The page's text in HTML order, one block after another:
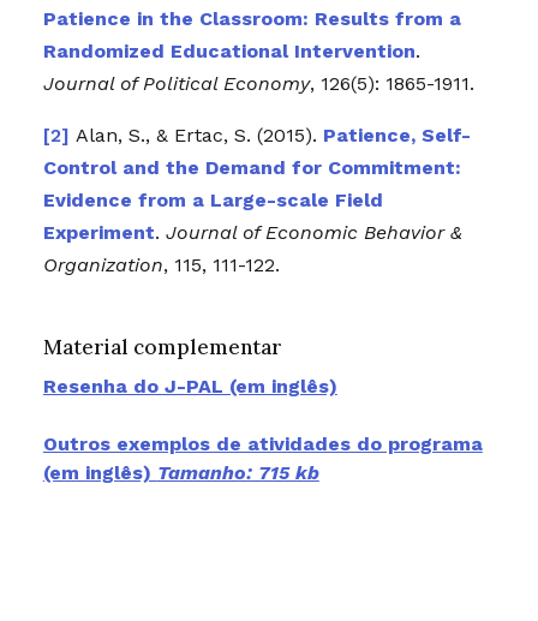
Patience in the Classroom: Results from a
Randomized Educational Intervention.
Journal of Political Economy, 126(5): 1865-1911.
Alan, S., & Ertac, S. (2015). Patience, Self-
Control and the Demand for Commitment:
Evidence from a Large-scale Field
Experiment. Journal of Economic Behavior &
Organization, 115, 111-122.
Material complementar
Resenha do J-PAL (em inglês)
Outros exemplos de atividades do programa
(em inglês) Tamanho: 715 kb